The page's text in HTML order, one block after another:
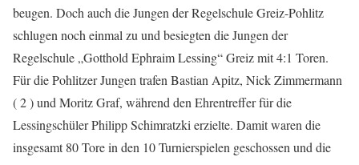
beugen. Doch auch die Jungen der Regelschule Greiz-Pohlitz
schlugen noch einmal zu und besiegten die Jungen der
Regelschule „Gotthold Ephraim Lessing“ Greiz mit 4:1 Toren.
Für die Pohlitzer Jungen trafen Bastian Apitz, Nick Zimmermann
( 2 ) und Moritz Graf, während den Ehrentreffer für die
Lessingschüler Philipp Schimratzki erzielte. Damit waren die
insgesamt 80 Tore in den 10 Turnierspielen geschossen und die